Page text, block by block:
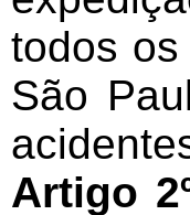
todos
São
Artigo